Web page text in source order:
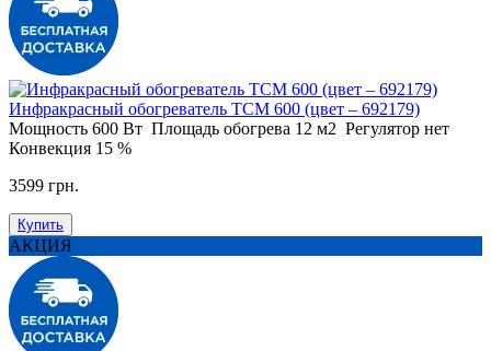
Инфракрасный обогреватель ТСМ 600 (цвет – 692179)
Мощность 600 Вт Площадь обогрева 12 м2 Регулятор нет
Конвекция 15 %
3599 грн.
Купить
АКЦИЯ